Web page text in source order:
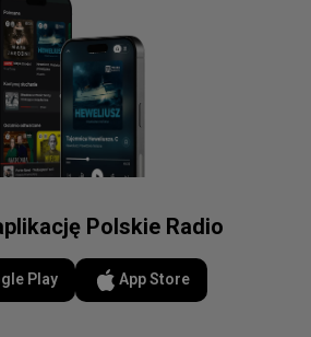
Polskie Radio
Play App Store